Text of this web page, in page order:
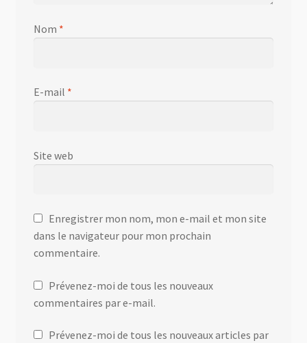
Nom *
E-mail *
Site web
Enregistrer mon nom, mon e-mail et mon site
dans le navigateur pour mon prochain
commentaire.
Prévenez-moi de tous les nouveaux
commentaires par e-mail.
Prévenez-moi de tous les nouveaux articles par